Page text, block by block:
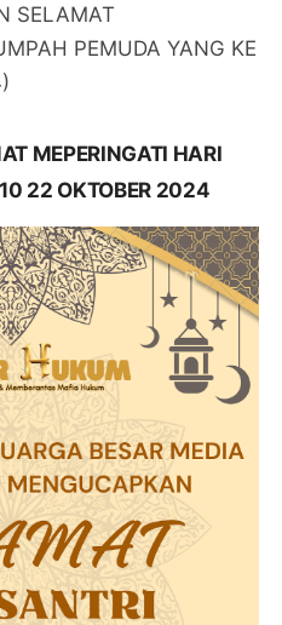
SELAMAT
PEMUDA YANG KE
MEPERINGATI HARI
22 OKTOBER 2024